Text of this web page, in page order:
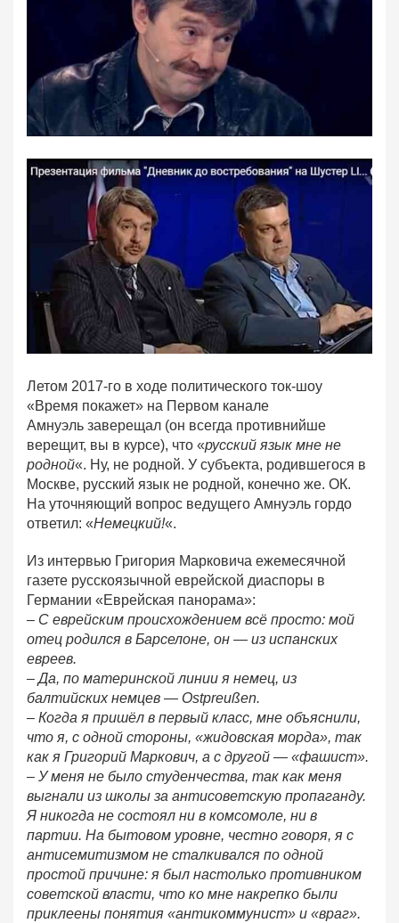
Летом 2017-го в ходе политического ток-шоу
«Время покажет» на Первом канале
Амнуэль заверещал (он всегда противнийше
верещит, вы в курсе), что «русский язык мне не
родной«. Ну, не родной. У субъекта, родившегося в
Москве, русский язык не родной, конечно же. ОК.
На уточняющий вопрос ведущего Амнуэль гордо
ответил: «Немецкий!«.
Из интервью Григория Марковича ежемесячной
газете русскоязычной еврейской диаспоры в
Германии «Еврейская панорама»:
– С еврейским происхождением всё просто: мой
отец родился в Барселоне, он — из испанских
евреев.
– Да, по материнской линии я немец, из
балтийских немцев — Ostpreußen.
– Когда я пришёл в первый класс, мне объяснили,
что я, с одной стороны, «жидовская морда», так
как я Григорий Маркович, а с другой — «фашист».
– У меня не было студенчества, так как меня
выгнали из школы за антисоветскую пропаганду.
Я никогда не состоял ни в комсомоле, ни в
партии. На бытовом уровне, честно говоря, я с
антисемитизмом не сталкивался по одной
простой причине: я был настолько противником
советской власти, что ко мне накрепко были
приклеены понятия «антикоммунист» и «враг».